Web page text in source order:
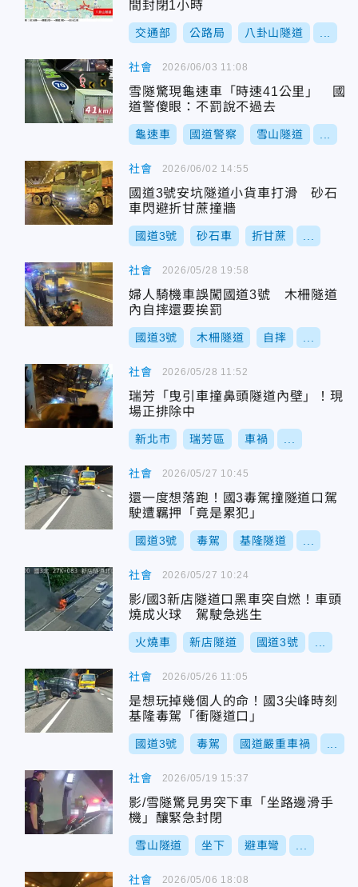
間封閉1小時
交通部 公路局 八卦山隧道
社會
雪隧驚現龜速車「時速41公里」 國
道警傻眼：不罰說不過去
龜速車 國道警察 雪山隧道
2026/06/03 11:08
社會
國道3號安坑隧道小貨車打滑 砂石
車閃避折甘蔗撞牆
國道3號 砂石車 折甘蔗
2026/06/02 14:55
社會
婦人騎機車誤闖國道3號 木柵隧道
內自摔還要挨罰
國道3號 木柵隧道 自摔
2026/05/28 19:58
社會
瑞芳「曳引車撞鼻頭隧道內壁」！現
場正排除中
新北市 瑞芳區 車禍
2026/05/28 11:52
社會
還一度想落跑！國3毒駕撞隧道口駕
駛遭羈押「竟是累犯」
國道3號 毒駕 基隆隧道
2026/05/27 10:45
社會
影/國3新店隧道口黑車突自燃！車頭
燒成火球 駕駛急逃生
火燒車 新店隧道 國道3號
2026/05/27 10:24
社會
是想玩掉幾個人的命！國3尖峰時刻
基隆毒駕「衝隧道口」
國道3號 毒駕 國道嚴重車禍
2026/05/26 11:05
社會
影/雪隧驚見男突下車「坐路邊滑手
機」釀緊急封閉
雪山隧道 坐下 避車彎
2026/05/19 15:37
社會 2026/05/06 18:08